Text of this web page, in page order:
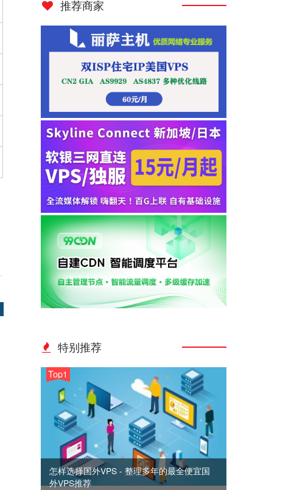
推荐商家
特别推荐
Top1
怎样选择国外VPS - 整理多年的最全便宜国
外VPS推荐